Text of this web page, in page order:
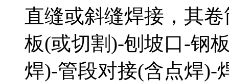
直缝或斜缝焊接，其
板(或切割)-刨坡口-钢
焊)-管段对接(含点焊)-